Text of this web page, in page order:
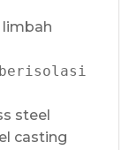
limbah
berisolasi
steel
casting